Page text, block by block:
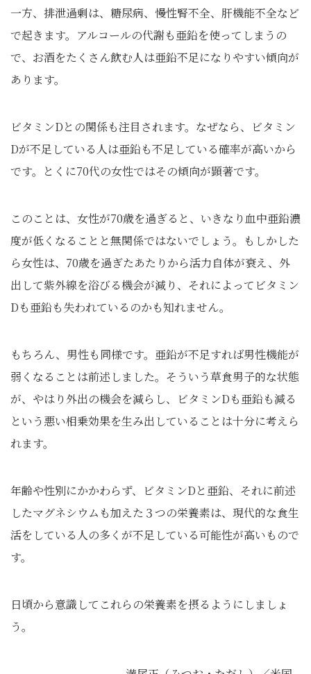
一方、排泄過剰は、糖尿病、慢性腎不全、肝機能不全など
で起きます。アルコールの代謝も亜鉛を使ってしまうの
で、お酒をたくさん飲む人は亜鉛不足になりやすい傾向が
あります。
ビタミンDとの関係も注目されます。なぜなら、ビタミン
Dが不足している人は亜鉛も不足している確率が高いから
です。とくに70代の女性ではその傾向が顕著です。
このことは、女性が70歳を過ぎると、いきなり血中亜鉛濃
度が低くなることと無関係ではないでしょう。もしかした
ら女性は、70歳を過ぎたあたりから活力自体が衰え、外
出して紫外線を浴びる機会が減り、それによってビタミン
Dも亜鉛も失われているのかも知れません。
もちろん、男性も同様です。亜鉛が不足すれば男性機能が
弱くなることは前述しました。そういう草食男子的な状態
が、やはり外出の機会を減らし、ビタミンDも亜鉛も減る
という悪い相乗効果を生み出していることは十分に考えら
れます。
年齢や性別にかかわらず、ビタミンDと亜鉛、それに前述
したマグネシウムも加えた３つの栄養素は、現代的な食生
活をしている人の多くが不足している可能性が高いもので
す。
日頃から意識してこれらの栄養素を摂るようにしましょ
う。